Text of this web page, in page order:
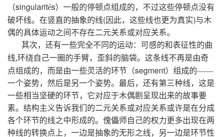
（singularités）一般的停顿点组成的，不过这些停顿点没有
破坏线。在竖直的抽象的线(因此，这些线也更为真实)与木
偶的具体运动之间不存在二元关系或对应关系。
其次，还有一些完全不同的运动：可感的和表征性的曲
线,环绕自己一圈的手臂，歪斜的脑袋。这条线不再是由奇
点组成的，而是由一些灵活的环节（segment）组成的——
一个姿势，然后是另一个姿势。最后，还有第三种线，这是
一些相当坚硬的环节，它对应于木偶剧呈现出来的故事要
素。结构主义告诉我们的二元关系或对应关系或许是在分成
各个环节的线之中形成的。傀儡师自己的权力更多出现在两
种线的转换点上，一边是抽象的无形之线，另一边是环节性